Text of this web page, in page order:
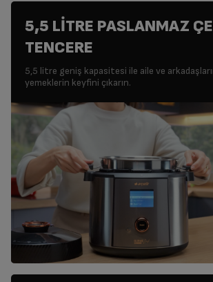
5,5 LİTRE PASLANMAZ
TENCERE
5,5 litre geniş kapasitesi ile aile ve
yemeklerin keyfini çıkarın.